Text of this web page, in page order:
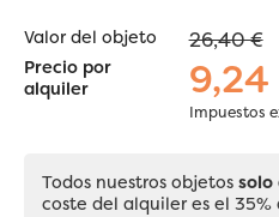
Valor del objeto 26,40 €
Precio por
alquiler
9,24
Impuestos
Todos nuestros objetos solo
coste del alquiler es el 35%